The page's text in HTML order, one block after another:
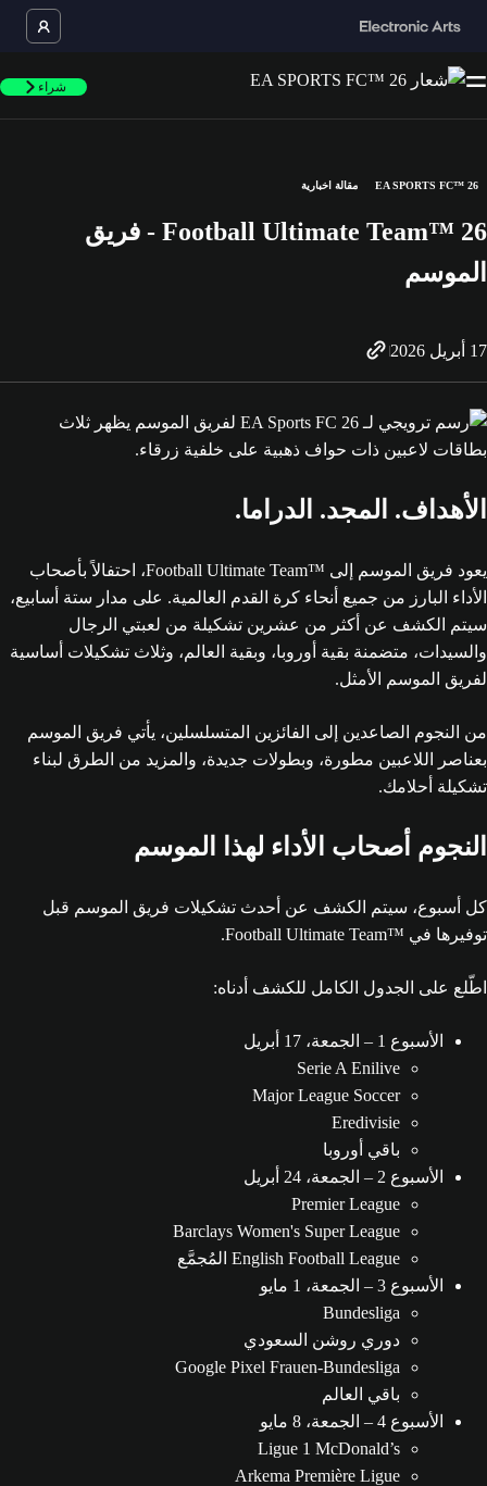
شراء
EA SPORTS FC™ 26 مقالة اخبارية
Football Ultimate Team™‎ 26 - فريق
الموسم
17 أبريل 2026
الأهداف. المجد. الدراما.
يعود فريق الموسم إلى Football Ultimate Team™‎، احتفالاً بأصحاب
الأداء البارز من جميع أنحاء كرة القدم العالمية. على مدار ستة أسابيع،
سيتم الكشف عن أكثر من عشرين تشكيلة من لعبتي الرجال
والسيدات، متضمنة بقية أوروبا، وبقية العالم، وثلاث تشكيلات أساسية
لفريق الموسم الأمثل.
من النجوم الصاعدين إلى الفائزين المتسلسلين، يأتي فريق الموسم
بعناصر اللاعبين مطورة، وبطولات جديدة، والمزيد من الطرق لبناء
تشكيلة أحلامك.
النجوم أصحاب الأداء لهذا الموسم
كل أسبوع، سيتم الكشف عن أحدث تشكيلات فريق الموسم قبل
توفيرها في Football Ultimate Team™‎.
اطّلع على الجدول الكامل للكشف أدناه:
الأسبوع 1 – الجمعة، 17 أبريل
Serie A Enilive
Major League Soccer
Eredivisie
باقي أوروبا
الأسبوع 2 – الجمعة، 24 أبريل
Premier League
Barclays Women's Super League
English Football League المُجمَّع
الأسبوع 3 – الجمعة، 1 مايو
Bundesliga
دوري روشن السعودي
Google Pixel Frauen-Bundesliga
باقي العالم
الأسبوع 4 – الجمعة، 8 مايو
Ligue 1 McDonald’s
Arkema Première Ligue